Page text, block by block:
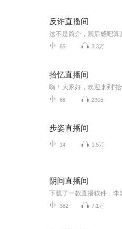
反诈直播间
65 3.3万
拾忆直播间
68 2305
步姿直播间
14 1.5万
阴间直播间
382 7.1万